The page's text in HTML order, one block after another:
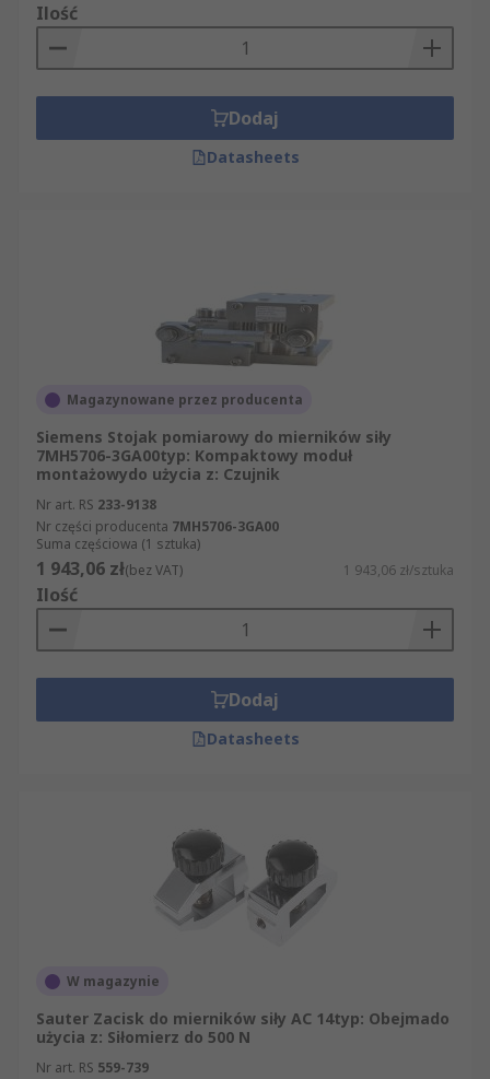
Ilość
Dodaj
Datasheets
Magazynowane przez producenta
Siemens Stojak pomiarowy do mierników siły
7MH5706-3GA00typ: Kompaktowy moduł
montażowydo użycia z: Czujnik
Nr art. RS 233-9138
Nr części producenta 7MH5706-3GA00
Suma częściowa (1 sztuka)
1 943,06 zł(bez VAT) 1 943,06 zł/sztuka
Ilość
Dodaj
Datasheets
W magazynie
Sauter Zacisk do mierników siły AC 14typ: Obejmado
użycia z: Siłomierz do 500 N
Nr art. RS 559-739